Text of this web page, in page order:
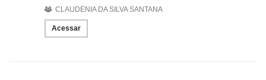
CLAUDENIA DA SILVA SANTANA
Acessar